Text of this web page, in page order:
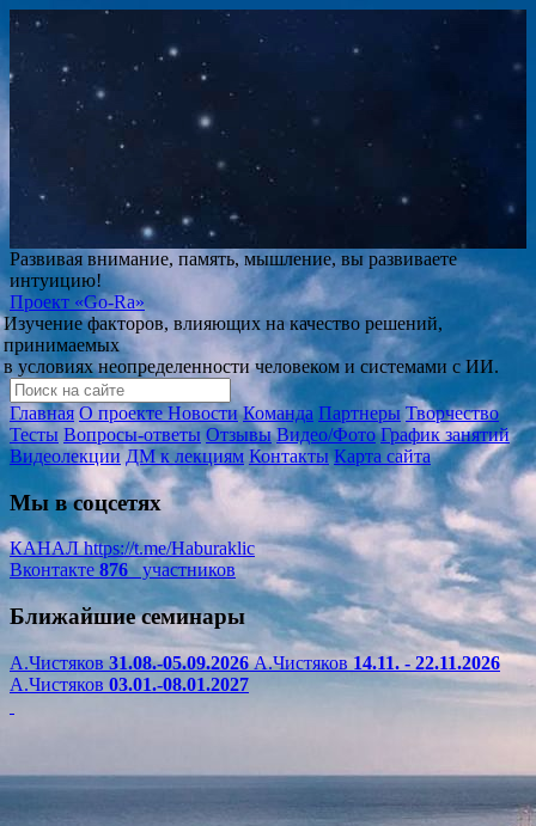
Развивая внимание, память, мышление, вы развиваете
интуицию!
Проект «Go-Ra»
Изучение факторов, влияющих на качество решений,
принимаемых
в условиях неопределенности человеком и системами с ИИ.
Главная О проектеНовости Команда Партнеры Творчество
Тесты Вопросы-ответы Отзывы Видео/Фото График занятий
Видеолекции ДМ к лекциям Контакты Карта сайта
Мы в соцсетях
КАНАЛhttps://t.me/Haburaklic
Вконтакте 876участников
Ближайшие семинары
А.Чистяков31.08.-05.09.2026 А.Чистяков14.11. - 22.11.2026
А.Чистяков 03.01.-08.01.2027